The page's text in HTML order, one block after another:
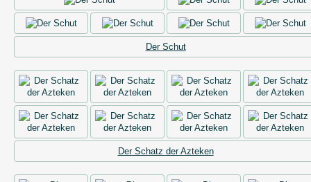
Der Schut
Der Schatz der Azteken